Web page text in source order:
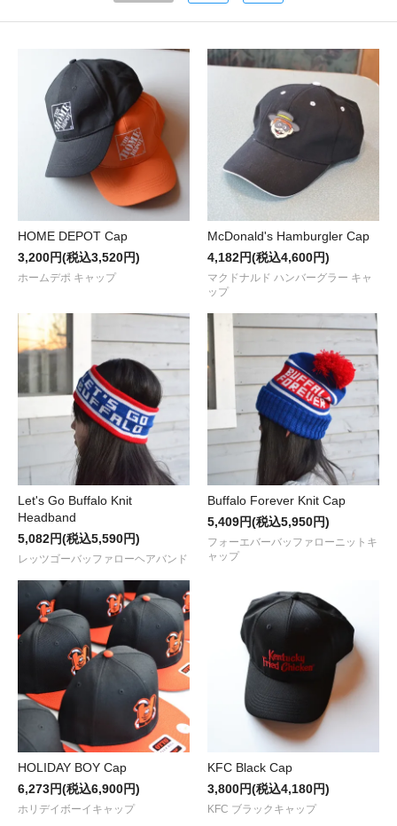
HOME DEPOT Cap
3,200円(税込3,520円)
ホームデポ キャップ
McDonald's Hamburgler Cap
4,182円(税込4,600円)
マクドナルド ハンバーグラー キャ
ップ
Let's Go Buffalo Knit
Headband
5,082円(税込5,590円)
レッツゴーバッファローヘアバンド
Buffalo Forever Knit Cap
5,409円(税込5,950円)
フォーエバーバッファローニットキ
ャップ
HOLIDAY BOY Cap
6,273円(税込6,900円)
ホリデイボーイキャップ
KFC Black Cap
3,800円(税込4,180円)
KFC ブラックキャップ